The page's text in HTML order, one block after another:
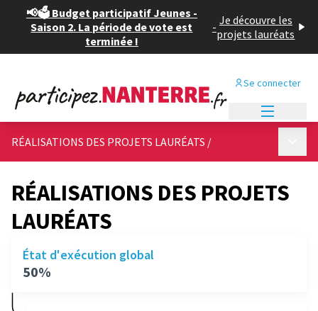
📢🗳️ Budget participatif Jeunes -
Saison 2. La période de vote est
terminée !
- Je découvre les
projets lauréats
Se connecter
RÉALISATIONS DES PROJETS LAURÉATS /
RÉALISATIONS DES PROJETS
LAURÉATS
État d'exécution global
50%